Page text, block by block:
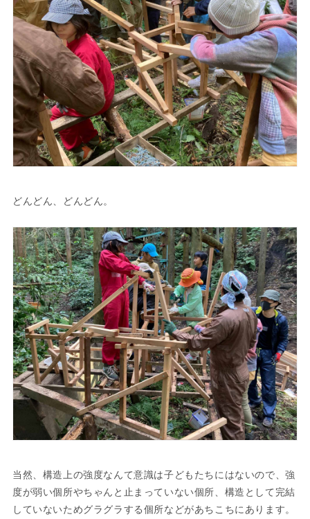
どんどん、どんどん。
当然、構造上の強度なんて意識は子どもたちにはないので、強
度が弱い個所やちゃんと止まっていない個所、構造として完結
していないためグラグラする個所などがあちこちにあります。